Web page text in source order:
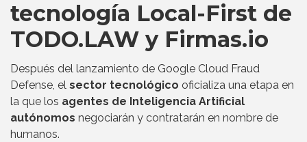
tecnología Local-First de
TODO.LAW y Firmas.io
Después del lanzamiento de Google Cloud Fraud
Defense, el sector tecnológico oficializa una etapa en
la que los agentes de Inteligencia Artificial
autónomos negociarán y contratarán en nombre de
humanos.